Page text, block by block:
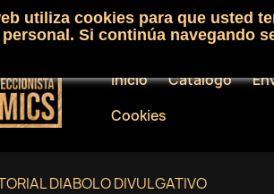
91 530 01 33
Inicio Catálogo
Cookies
DIABOLO DIVULGATIVO
utiliza cookies para que usted
Si continúa navegando